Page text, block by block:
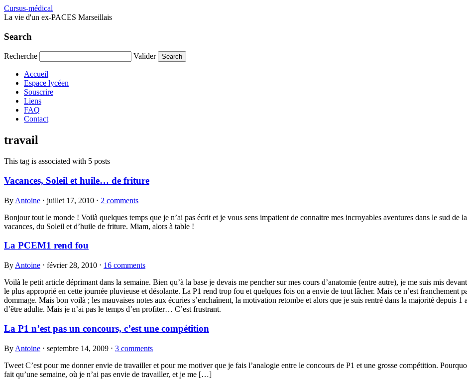
Cursus-médical
La vie d'un ex-PACES Marseillais
Search
Recherche Valider
Accueil
Espace lycéen
Souscrire
Liens
FAQ
Contact
travail
This tag is associated with 5 posts
Vacances, Soleil et huile… de friture
By Antoine ⋅ juillet 17, 2010 ⋅ 2 comments
Bonjour tout le monde ! Voilà quelques temps que je n’ai pas écrit et je vous sens impatient de connaitre mes incroyables aventures dans le sud de
vacances, du Soleil et d’huile de friture. Miam, alors à table !
La PCEM1 rend fou
By Antoine ⋅ février 28, 2010 ⋅ 16 comments
Voilà le petit article déprimant dans la semaine. Bien qu’à la base je devais me pencher sur mes cours d’anatomie (entre autre), je me suis mis
le plus approprié en cette journée pluvieuse et désolante. La P1 rend trop fou et quelques fois on a envie de tout lâcher. Mais ce n’est
dommage. Mais bon voilà ; les mauvaises notes aux écuries s’enchaînent, la motivation retombe et alors que je suis rentré dans la majorité depuis 1
d’être adulte. Mais je n’ai pas le temps d’en profiter… C’est frustrant.
La P1 n’est pas un concours, c’est une compétition
By Antoine ⋅ septembre 14, 2009 ⋅ 3 comments
Tweet C’est pour me donner envie de travailler et pour me motiver que je fais l’analogie entre le concours de P1 et une grosse compétition.
fait qu’une semaine, où je n’ai pas envie de travailler, et je me […]